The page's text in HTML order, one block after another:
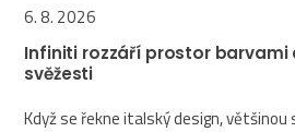
6. 8. 2026
Infiniti rozzáří prostor barvami
svěžesti
Když se řekne italský design,